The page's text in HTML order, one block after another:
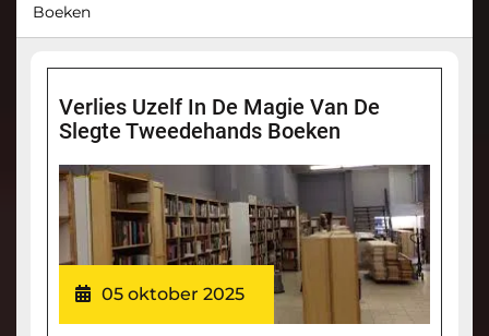
Boeken
Verlies Uzelf In De Magie Van De
Slegte Tweedehands Boeken
05 oktober 2025